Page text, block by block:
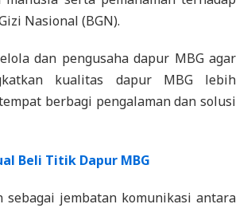
Nasional (BGN).
dan pengusaha dapur MBG agar
kualitas dapur MBG lebih
berbagi pengalaman dan solusi
Beli Titik Dapur MBG
sebagai jembatan komunikasi antara